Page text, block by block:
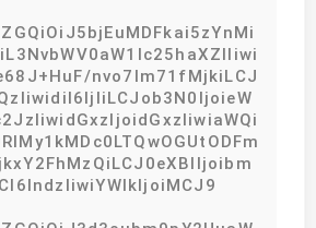
nvo7lm71fMjkiLCJ